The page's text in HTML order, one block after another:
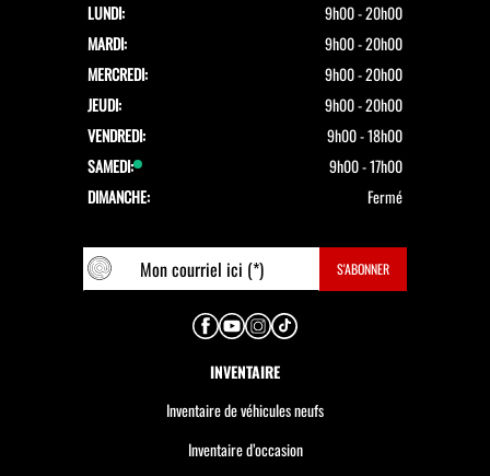
LUNDI:
9h00 - 20h00
MARDI:
9h00 - 20h00
MERCREDI:
9h00 - 20h00
JEUDI:
9h00 - 20h00
VENDREDI:
9h00 - 18h00
SAMEDI:
9h00 - 17h00
DIMANCHE:
Fermé
INVENTAIRE
Inventaire de véhicules neufs
Inventaire d’occasion